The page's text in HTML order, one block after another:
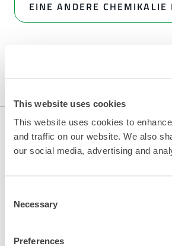
This website uses cookies
This website uses cookies to
and traffic on our website. We also
our social media, advertising and
Selection
Necessary
Preferences
EINE ANDERE CHEMIKALIE